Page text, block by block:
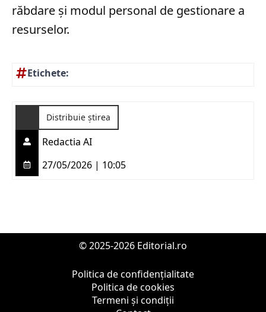
răbdare și modul personal de gestionare a
resurselor.
Etichete:
Distribuie știrea
Redactia AI
27/05/2026 | 10:05
© 2025-2026 Editorial.ro
Politica de confidențialitate
Politica de cookies
Termeni și condiții